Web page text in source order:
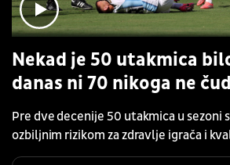
Nekad je 50 utakmica
danas ni 70 nikoga ne
Pre dve decenije 50 utakmica u sezoni
ozbiljnim rizikom za zdravlje igrača i